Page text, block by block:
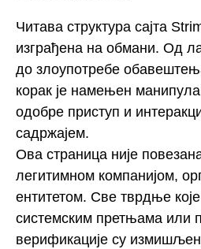
Читава структура сајта
изграђена на обмани. Од
до злоупотребе
корак је намењен
одобре приступ и
садржајем.
Ова страница није
легитимном компанијом,
ентитетом. Све тврдње
системским претњама или
верификације су